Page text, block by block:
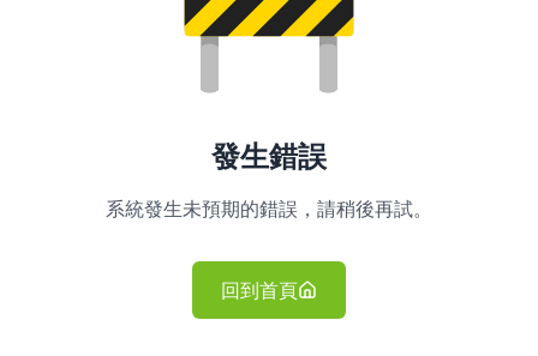
發生錯誤
系統發生未預期的錯誤，請稍後再試。
回到首頁